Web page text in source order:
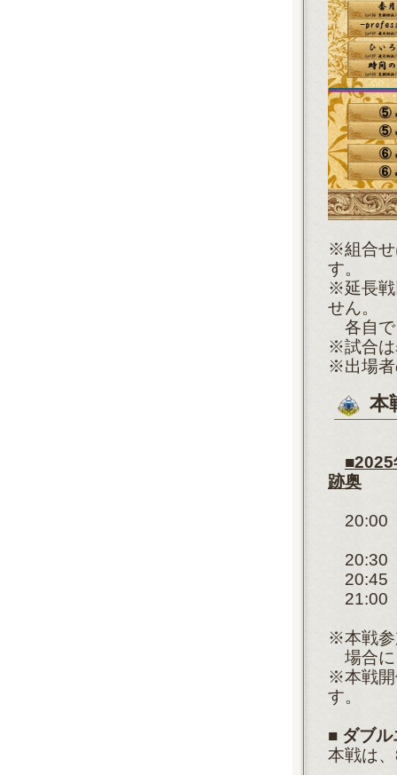
※組合せ
す。
※延長戦
せん。
各自で
※試合は
※出場者
本
跡奥
20:00
20:30
20:45
21:00
※本戦参
場合に
※本戦開
す。
■ダブル
本戦は